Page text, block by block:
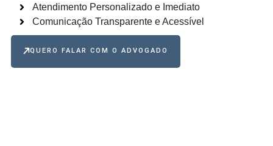
Atendimento Personalizado e Imediato
Comunicação Transparente e Acessível
QUERO FALAR COM O ADVOGADO